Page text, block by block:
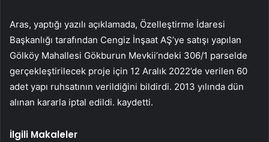
Aras, yaptığı yazılı açıklamada, Özelleştirme İdaresi
Başkanlığı tarafından Cengiz İnşaat AŞ’ye satışı yapılan
Gölköy Mahallesi Gökburun Mevkii’ndeki 306/1 parselde
gerçekleştirilecek proje için 12 Aralık 2022’de verilen 60
adet yapı ruhsatının verildiğini bildirdi. 2013 yılında dün
alınan kararla iptal edildi. kaydetti.
İlgili Makaleler